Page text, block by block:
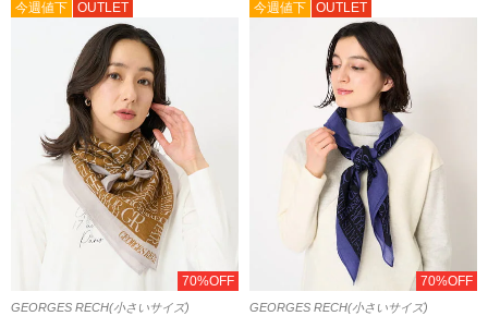
今週値下 OUTLET
70%OFF
GEORGES RECH(小さいサイズ)
今週値下 OUTLET
70%OFF
GEORGES RECH(小さいサイズ)